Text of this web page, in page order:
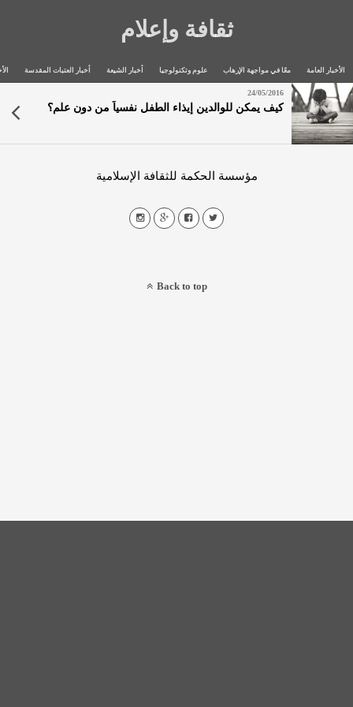
ثقافة وإعلام
الأخبار العامة معًا في مواجهة الإرهاب علوم وتكنولوجيا أخبار الشيعة أخبار العتبات المقدسة
24/05/2016
كيف يمكن للوالدين إيذاء الطفل نفسياً من دون علم؟
مؤسسة الحكمة للثقافة الإسلامية
Back to top